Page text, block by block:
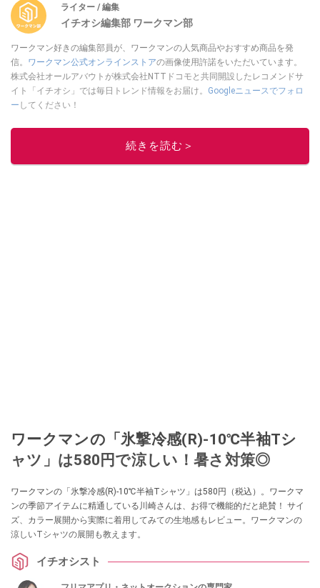
ライター / 編集
イチオシ編集部 ワークマン部
ワークマン好きの編集部員が、ワークマンの人気商品やおすすめ商品を発
信。 ワークマン公式オンラインストアの画像使用許諾をいただいています。
株式会社オールアバウトが株式会社NTTドコモと共同開設したレコメンドサ
イト「イチオシ」では毎日トレンド情報をお届け。 Googleニュースでフォロ
ー してください！
このイチオシストの他の記事を読む
続きを読む＞
ワークマンの「氷撃冷感(R)-10℃半袖Tシ
ャツ」は580円で涼しい！暑さ対策◎
ワークマンの「氷撃冷感(R)-10℃半袖Tシャツ」は580円（税込）。ワークマ
ンの季節アイテムに精通している川崎さんは、お得で機能的だと絶賛！ サイ
ズ、カラー展開から実際に着用してみての生地感もレビュー。ワークマンの
涼しいTシャツの展開も教えます。
イチオシスト